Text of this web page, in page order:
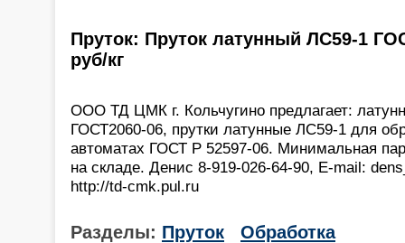
Пруток: Пруток латунный ЛС59-1
руб/кг
ООО ТД ЦМК г. Кольчугино предлагает:
ГОСТ2060-06, прутки латунные ЛС59-1 для
автоматах ГОСТ Р 52597-06. Минимальная
на складе. Денис 8-919-026-64-90, Е-mail:
http://td-cmk.pul.ru
Разделы: Пруток Обработка